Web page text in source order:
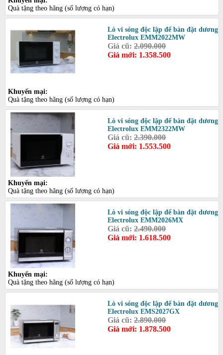
Quà tặng theo hãng (số lượng có hạn)
Lò vi sóng độc lập để bàn đặt dương
Electrolux EMM2022MW
Giá cũ:2.090.000
Giá mới: 1.358.500
Khuyến mại:
Quà tặng theo hãng (số lượng có hạn)
Lò vi sóng độc lập để bàn đặt dương
Electrolux EMM2322MW
Giá cũ:2.390.000
Giá mới: 1.553.500
Khuyến mại:
Quà tặng theo hãng (số lượng có hạn)
Lò vi sóng độc lập để bàn đặt dương
Electrolux EMM2026MX
Giá cũ:2.490.000
Giá mới: 1.618.500
Khuyến mại:
Quà tặng theo hãng (số lượng có hạn)
Lò vi sóng độc lập để bàn đặt dương
Electrolux EMS2027GX
Giá cũ:2.890.000
Giá mới: 1.878.500